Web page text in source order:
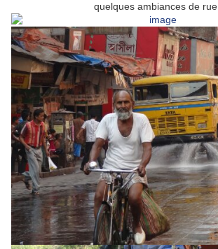
quelques ambiances de rue.